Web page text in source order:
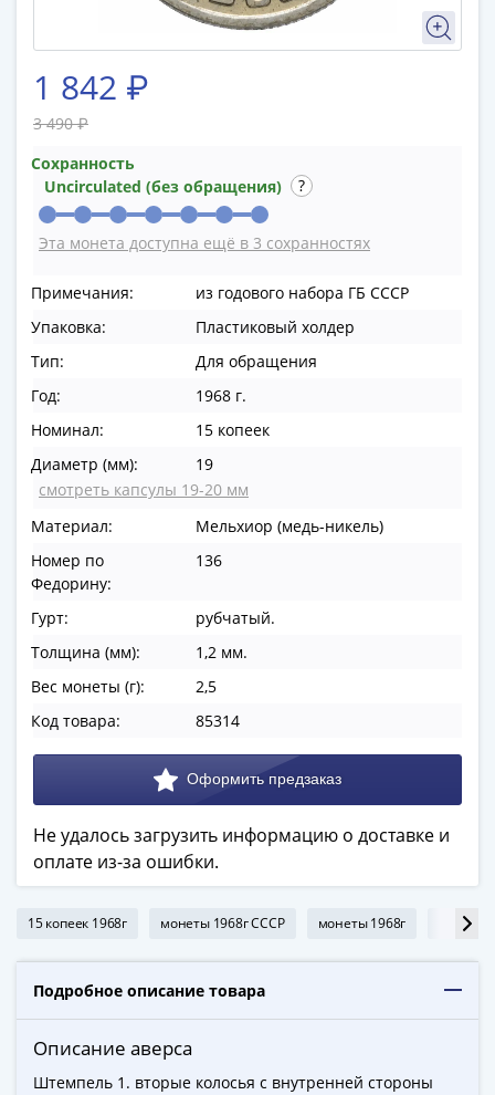
ВОВ
Победы
ВОВ
Человек
труда
Города-
герои
Оружие
Великой
Победы
Олимпиада
Сочи
2014
2018
события
Архитектура
Красная
Личности
Мультипликация
золотые
Города
трудовой
Города-
столицы
Европы
Наборы
1 842 ₽
3 490 ₽
Сохранность
Uncirculated (без обращения)
Эта монета доступна ещё в 3 сохранностях
Примечания:
из годового набора ГБ СССР
Упаковка:
Пластиковый холдер
Тип:
Для обращения
Год:
1968 г.
Номинал:
15 копеек
Диаметр (мм):
19
смотреть капсулы 19-20 мм
Материал:
Мельхиор (медь-никель)
Номер по
Федорину:
136
Гурт:
рубчатый.
Толщина (мм):
1,2 мм.
Вес монеты (г):
2,5
Код товара:
85314
Не удалось загрузить информацию о доставке и
оплате из-за ошибки.
15 копеек 1968г монеты 1968г СССР монеты 1968г монета
Подробное описание товара
Описание аверса
Штемпель 1. вторые колосья с внутренней стороны